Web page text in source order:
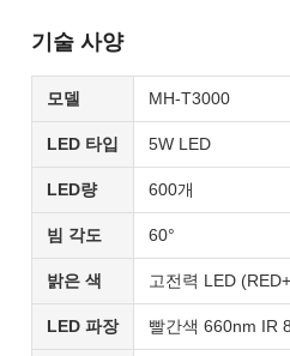
기술 사양
모델 MH-T3000
LED 타입 5W LED
LED량 600개
빔 각도 60°
밝은 색 고전력 LED
LED 파장 빨간색 660nm IR